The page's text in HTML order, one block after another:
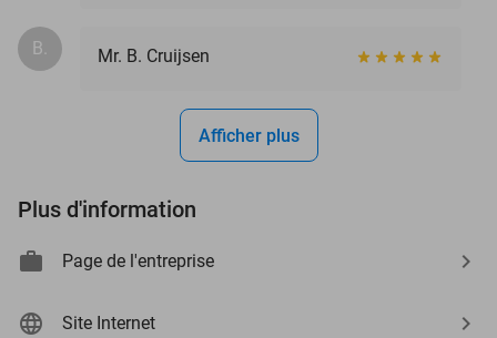
B. Mr. B. Cruijsen
Afficher plus
Plus d'information
Page de l'entreprise
Site Internet